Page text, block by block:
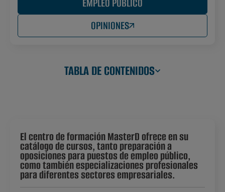
OPINIONES
TABLA DE CONTENIDOS
El centro de formación MasterD ofrece en su
catálogo de cursos, tanto preparación a
oposiciones para puestos de empleo público,
como también especializaciones profesionales
para diferentes sectores empresariales.